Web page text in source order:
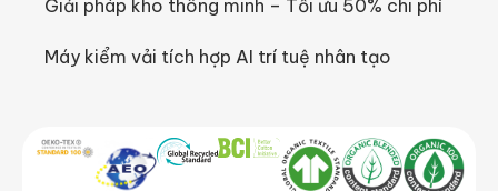
Giải pháp kho thông minh – Tối ưu 50% chi phí
Máy kiểm vải tích hợp AI trí tuệ nhân tạo